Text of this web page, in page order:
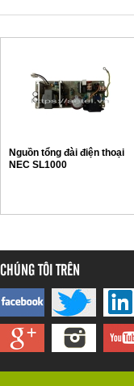
Nguồn tổng đài điện thoại
NEC SL1000
CHÚNG TÔI TRÊN